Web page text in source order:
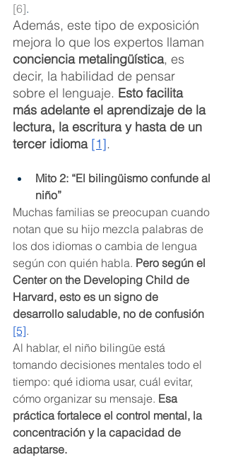
[6].
Además, este tipo de exposición
mejora lo que los expertos llaman
conciencia metalingüística, es
decir, la habilidad de pensar
sobre el lenguaje. Esto facilita
más adelante el aprendizaje de la
lectura, la escritura y hasta de un
tercer idioma [1].
Mito 2: “El bilingüismo confunde al
niño”
Muchas familias se preocupan cuando
notan que su hijo mezcla palabras de
los dos idiomas o cambia de lengua
según con quién habla. Pero según el
Center on the Developing Child de
Harvard, esto es un signo de
desarrollo saludable, no de confusión
[5].
Al hablar, el niño bilingüe está
tomando decisiones mentales todo el
tiempo: qué idioma usar, cuál evitar,
cómo organizar su mensaje. Esa
práctica fortalece el control mental, la
concentración y la capacidad de
adaptarse.